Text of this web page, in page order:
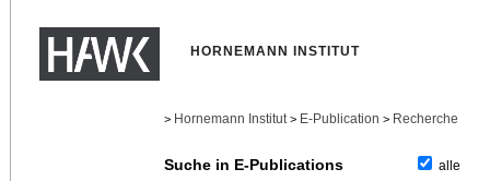
HORNEMANN INSTITUT
> Hornemann Institut > E-Publication > Recherche
Suche in E-Publications alle